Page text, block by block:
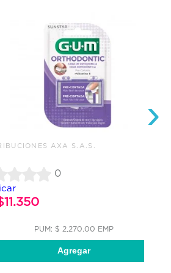
AXA S.A.S.
0
PUM: $ 2,270.00 EMP
Agregar
›